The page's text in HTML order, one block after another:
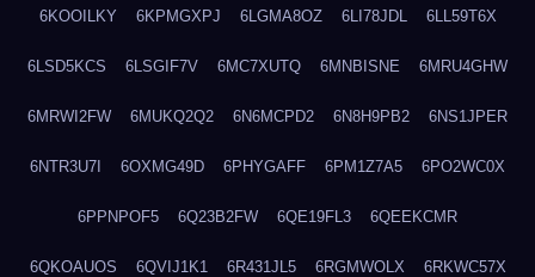
6KOOILKY 6KPMGXPJ 6LGMA8OZ 6LI78JDL 6LL59T6X
6LSD5KCS 6LSGIF7V 6MC7XUTQ 6MNBISNE 6MRU4GHW
6MRWI2FW 6MUKQ2Q2 6N6MCPD2 6N8H9PB2 6NS1JPER
6NTR3U7I 6OXMG49D 6PHYGAFF 6PM1Z7A5 6PO2WC0X
6PPNPOF5 6Q23B2FW 6QE19FL3 6QEEKCMR
6QKOAUOS 6QVIJ1K1 6R431JL5 6RGMWOLX 6RKWC57X